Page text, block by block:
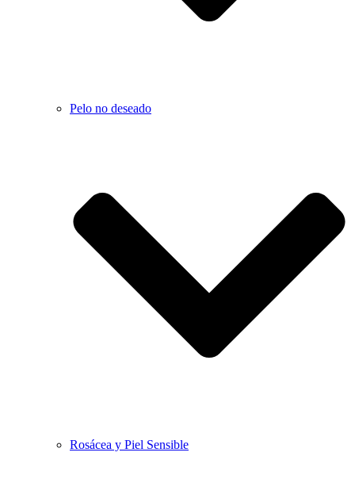
Pelo no deseado
Rosácea y Piel Sensible